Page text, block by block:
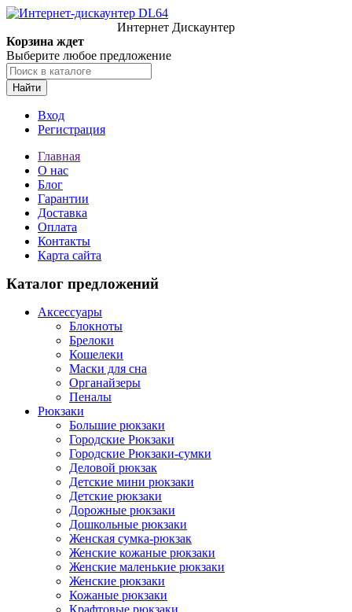
Интернет Дискаунтер
Корзина ждет
Выберите любое предложение
Найти
Вход
Регистрация
Главная
О нас
Блог
Гарантии
Доставка
Оплата
Контакты
Карта сайта
Каталог предложений
Аксессуары
Блокноты
Брелоки
Кошелеки
Маски для сна
Органайзеры
Пеналы
Рюкзаки
Большие рюкзаки
Городские Рюкзаки
Городские Рюкзаки-сумки
Деловой рюкзак
Детские мини рюкзаки
Детские рюкзаки
Дорожные рюкзаки
Дошкольные рюкзаки
Женская сумка-рюкзак
Женские кожаные рюкзаки
Женские маленькие рюкзаки
Женские рюкзаки
Кожаные рюкзаки
Крафтовые рюкзаки